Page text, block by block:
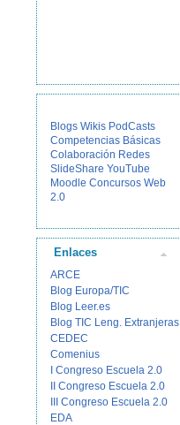
Blogs Wikis PodCasts
Competencias Básicas
Colaboración Redes
SlideShare YouTube
Moodle Concursos Web
2.0
Enlaces
ARCE
Blog Europa/TIC
Blog Leer.es
Blog TIC Leng. Extranjeras
CEDEC
Comenius
I Congreso Escuela 2.0
II Congreso Escuela 2.0
III Congreso Escuela 2.0
EDA